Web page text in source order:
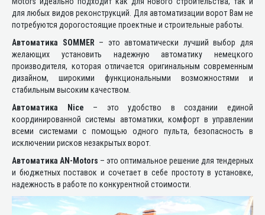
для любых видов реконструкций. Для автоматизации ворот Вам не
потребуются дорогостоящие проектные и строительные работы.
Автоматика SOMMER– это автоматически лучший выбор для
желающих установить надежную автоматику немецкого
производителя, которая отличается оригинальным современным
дизайном, широкими функциональными возможностями и
стабильным высоким качеством.
Автоматика Nice – это удобство в создании единой
координированной системы автоматики, комфорт в управлении
всеми системами с помощью одного пульта, безопасность в
исключении рисков незакрытых ворот.
Автоматика AN-Motors – это оптимальное решение для тендерных
и бюджетных поставок и сочетает в себе простоту в установке,
надежность в работе по конкурентной стоимости.